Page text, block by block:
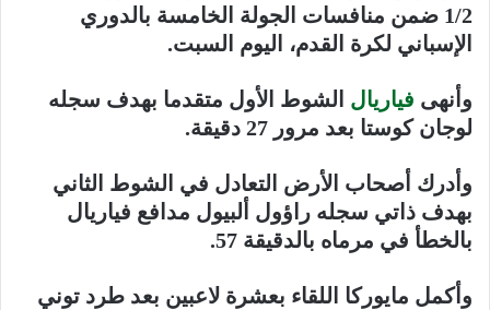
1/2 ضمن منافسات الجولة الخامسة بالدوري
الإسباني لكرة القدم، اليوم السبت.
وأنهى فياريال الشوط الأول متقدما بهدف سجله
لوجان كوستا بعد مرور 27 دقيقة.
وأدرك أصحاب الأرض التعادل في الشوط الثاني
بهدف ذاتي سجله راؤول ألبيول مدافع فياريال
بالخطأ في مرماه بالدقيقة 57.
وأكمل مايوركا اللقاء بعشرة لاعبين بعد طرد توني